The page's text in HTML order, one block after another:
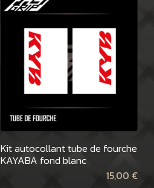
Kit autocollant tube de fourche
KAYABA fond blanc
15,00 €